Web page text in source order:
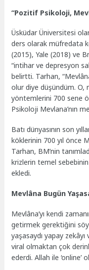
“Pozitif Psikoloji,
Üsküdar Üniversitesi
ders olarak müfredata
(2015), Yale (2018) ve
“intihar ve depresyon
belirtti. Tarhan,
olur diye düşündüm.
yöntemlerini 700 sene
Psikoloji Mevlana’nın
Batı dünyasının son
köklerinin 700 yıl önce
Tarhan, BM’nin
krizlerin temel
ekledi.
Mevlâna Bugün
Mevlâna’yı kendi
getirmek gerektiğini
yaşasaydı yapay zekâyı
viral olmaktan çok
ederdi. Allah ile ‘online’